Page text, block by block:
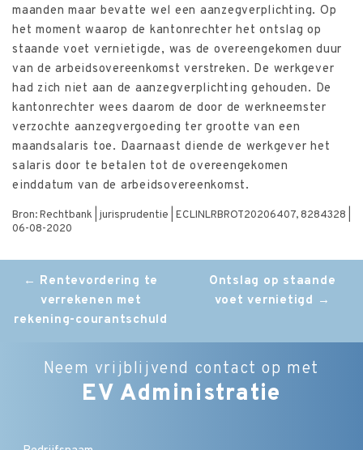
maanden maar bevatte wel een aanzegverplichting. Op
het moment waarop de kantonrechter het ontslag op
staande voet vernietigde, was de overeengekomen duur
van de arbeidsovereenkomst verstreken. De werkgever
had zich niet aan de aanzegverplichting gehouden. De
kantonrechter wees daarom de door de werkneemster
verzochte aanzegvergoeding ter grootte van een
maandsalaris toe. Daarnaast diende de werkgever het
salaris door te betalen tot de overeengekomen
einddatum van de arbeidsovereenkomst.
Bron: Rechtbank | jurisprudentie | ECLINLRBROT20206407, 8284328 |
06-08-2020
Post
navigation
← Rentevordering te
verrekenen met
rekening-courantschuld
Ontslag op staande
voet vernietigd →
Neem vrijblijvend contact op met
EV Administratie